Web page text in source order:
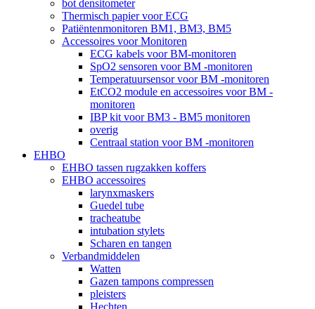
bot densitometer
Thermisch papier voor ECG
Patiëntenmonitoren BM1, BM3, BM5
Accessoires voor Monitoren
ECG kabels voor BM-monitoren
SpO2 sensoren voor BM -monitoren
Temperatuursensor voor BM -monitoren
EtCO2 module en accessoires voor BM -
monitoren
IBP kit voor BM3 - BM5 monitoren
overig
Centraal station voor BM -monitoren
EHBO
EHBO tassen rugzakken koffers
EHBO accessoires
larynxmaskers
Guedel tube
tracheatube
intubation stylets
Scharen en tangen
Verbandmiddelen
Watten
Gazen tampons compressen
pleisters
Hechten